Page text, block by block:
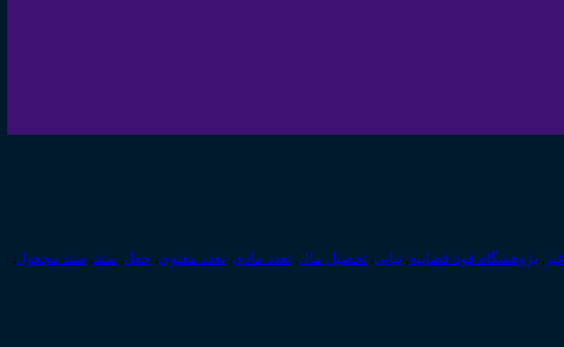
, پژوهشگاه قوه قضاییه, تبانی, تحصیل مال, تعدد مادی, تعدد معنوی, جعل, سند, سند مجعول,